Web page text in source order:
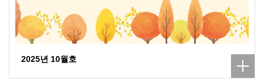
2025년 10월호